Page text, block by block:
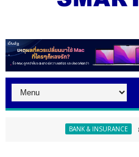
BANK & INSURANCE กรุงไทย-